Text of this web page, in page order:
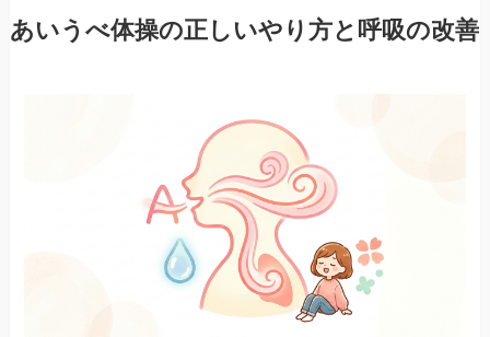
あいうべ体操の正しいやり方と呼吸の改善